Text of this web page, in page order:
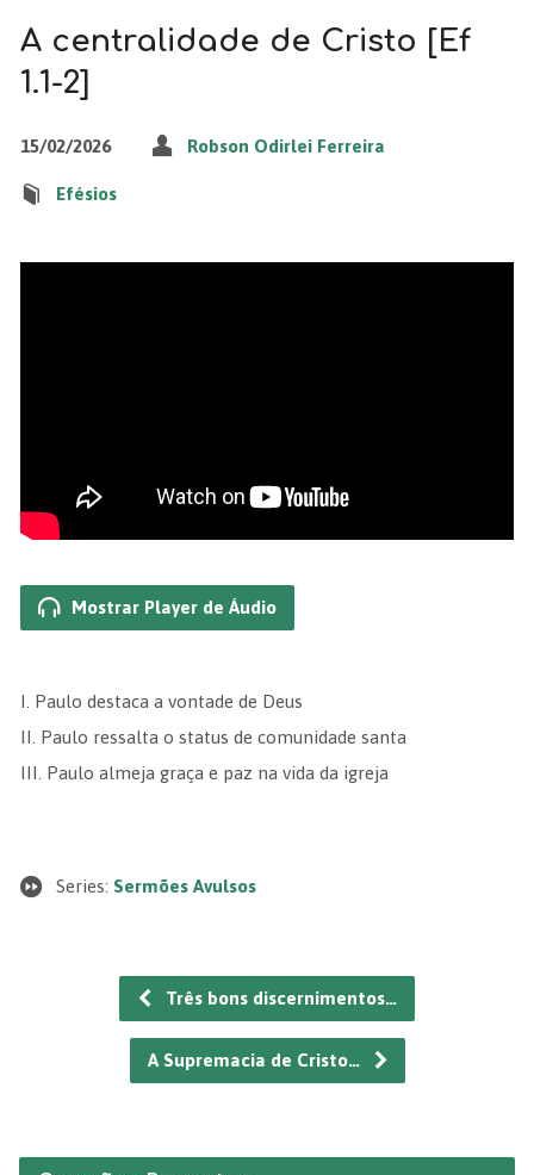
A centralidade de Cristo [Ef
1.1-2]
15/02/2026 Robson Odirlei Ferreira
Efésios
Mostrar Player de Áudio
I. Paulo destaca a vontade de Deus
II. Paulo ressalta o status de comunidade santa
III.⁠ ⁠Paulo almeja graça e paz na vida da igreja
Series: Sermões Avulsos
Três bons discernimentos…
A Supremacia de Cristo…